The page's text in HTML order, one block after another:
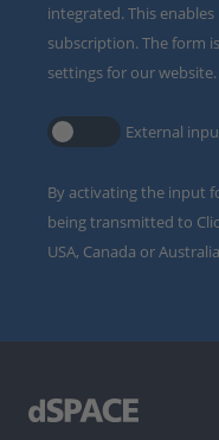
integrated. This
subscription. The form
settings for our website.
External
By activating the input
being transmitted to
USA, Canada or